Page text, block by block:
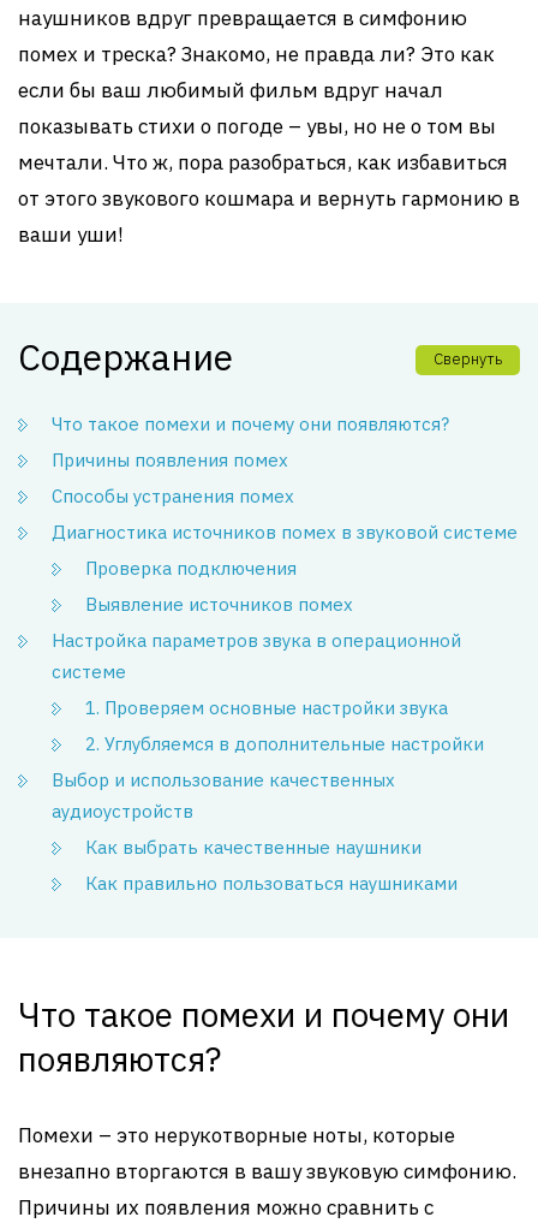
наушников вдруг превращается в симфонию
помех и треска? Знакомо, не правда ли? Это как
если бы ваш любимый фильм вдруг начал
показывать стихи о погоде – увы, но не о том вы
мечтали. Что ж, пора разобраться, как избавиться
от этого звукового кошмара и вернуть гармонию в
ваши уши!
Содержание Свернуть
Что такое помехи и почему они появляются?
Причины появления помех
Способы устранения помех
Диагностика источников помех в звуковой системе
Проверка подключения
Выявление источников помех
Настройка параметров звука в операционной
системе
1. Проверяем основные настройки звука
2. Углубляемся в дополнительные настройки
Выбор и использование качественных
аудиоустройств
Как выбрать качественные наушники
Как правильно пользоваться наушниками
Что такое помехи и почему они
появляются?
Помехи – это нерукотворные ноты, которые
внезапно вторгаются в вашу звуковую симфонию.
Причины их появления можно сравнить с